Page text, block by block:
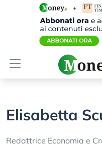
Elisabetta
Redattrice Economia e